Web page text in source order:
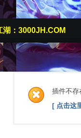
湖：3000JH.COM
插件不存
[ 点击这